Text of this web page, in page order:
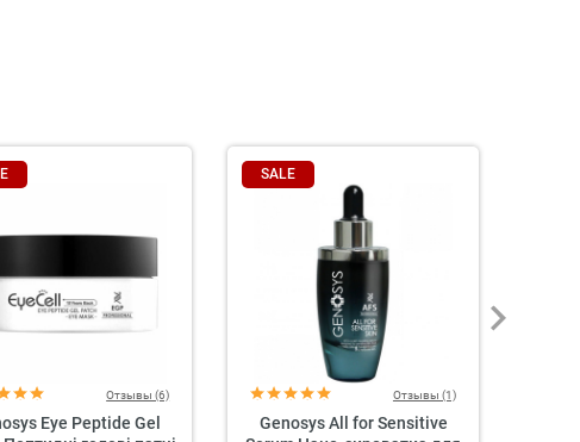
Отзывы (6)
Eye Peptide Gel
SALE
Отзывы (1)
Genosys All for Sensitive